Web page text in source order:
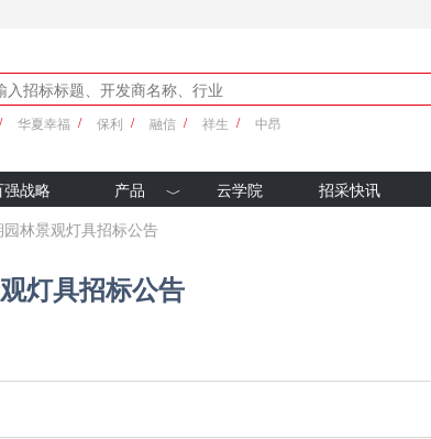
华夏幸福 保利 融信 祥生 中昂
强战略
产品
优采产品库
云学院
招采快讯
林景观灯具招标公告
灯具招标公告